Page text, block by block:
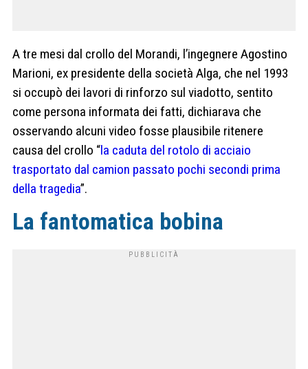
A tre mesi dal crollo del Morandi, l’ingegnere Agostino
Marioni, ex presidente della società Alga, che nel 1993
si occupò dei lavori di rinforzo sul viadotto, sentito
come persona informata dei fatti, dichiarava che
osservando alcuni video fosse plausibile ritenere
causa del crollo “la caduta del rotolo di acciaio
trasportato dal camion passato pochi secondi prima
della tragedia”.
La fantomatica bobina